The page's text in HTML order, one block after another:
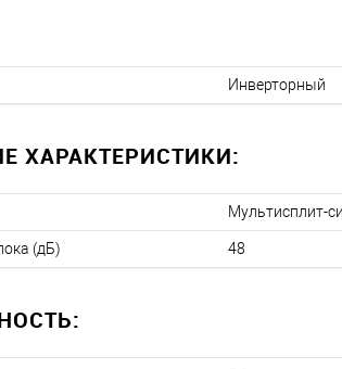
Инверторный
ХАРАКТЕРИСТИКИ:
Мультисплит-
(дБ) 48